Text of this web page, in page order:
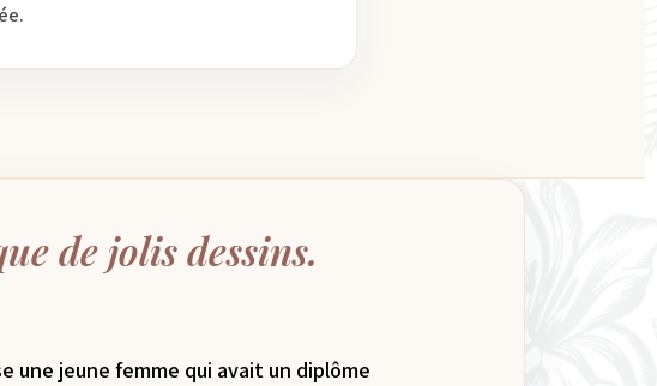
de jolis dessins.
une jeune femme qui avait un diplôme